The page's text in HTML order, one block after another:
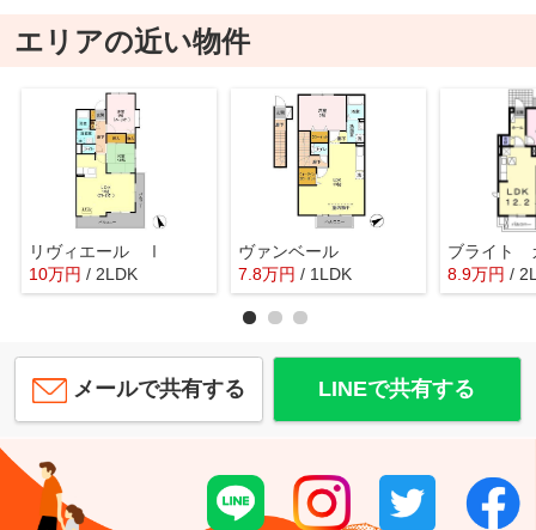
エリアの近い物件
リヴィエール Ⅰ
10万円 / 2LDK
ヴァンベール
7.8万円 / 1LDK
ブライト
8.9万円 /
メールで共有する LINEで共有する